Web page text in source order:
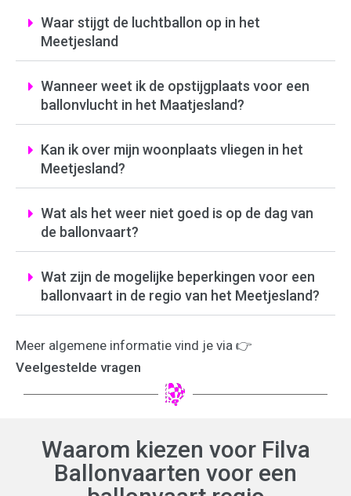
Waar stijgt de luchtballon op in het
Meetjesland
Wanneer weet ik de opstijgplaats voor een
ballonvlucht in het Maatjesland?
Kan ik over mijn woonplaats vliegen in het
Meetjesland?
Wat als het weer niet goed is op de dag van
de ballonvaart?
Wat zijn de mogelijke beperkingen voor een
ballonvaart in de regio van het Meetjesland?
Meer algemene informatie vind je via 👉
Veelgestelde vragen
Waarom kiezen voor Filva
Ballonvaarten voor een